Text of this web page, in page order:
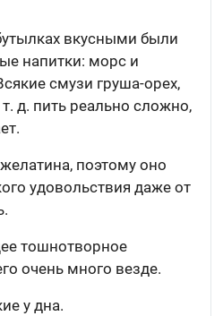
вкусными были
напитки: морс и
смузи груша-орех,
д. пить реально сложно,
поэтому оно
удовольствия даже от
тошнотворное
очень много везде.
у дна.